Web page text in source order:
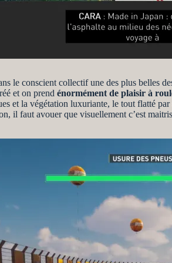
le conscient collectif une des plus belles
et on prend énormément de plaisir à
et la végétation luxuriante, le tout flatté par
il faut avouer que visuellement c’est